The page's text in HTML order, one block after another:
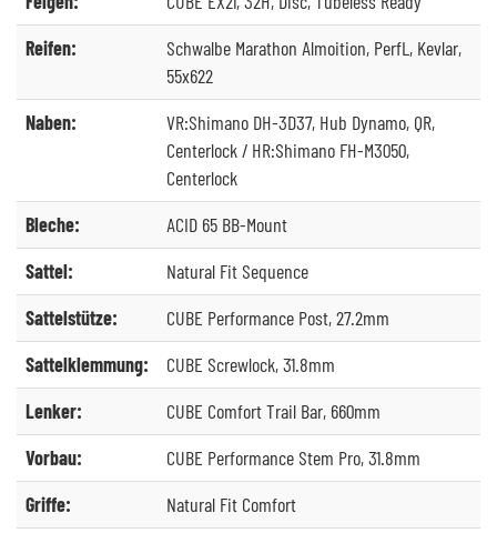
Reifen:
Schwalbe Marathon Almoition, PerfL, Kevlar,
55x622
Naben:
VR:Shimano DH-3D37, Hub Dynamo, QR,
Centerlock / HR:Shimano FH-M3050,
Centerlock
Bleche:
ACID 65 BB-Mount
Sattel:
Natural Fit Sequence
Sattelstütze:
CUBE Performance Post, 27.2mm
Sattelklemmung:
CUBE Screwlock, 31.8mm
Lenker:
CUBE Comfort Trail Bar, 660mm
Vorbau:
CUBE Performance Stem Pro, 31.8mm
Griffe:
Natural Fit Comfort